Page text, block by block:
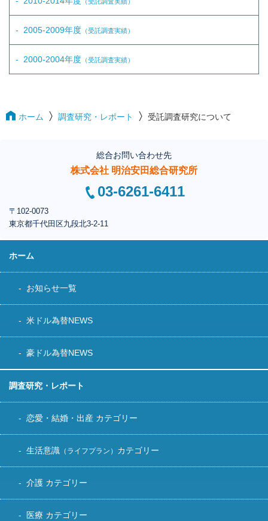
2005-2009年度 （受託調査実績）
2000-2004年度 （受託調査実績）
ホーム 調査研究・レポート 受託調査研究について
総合お問い合わせ先
株式会社 明治安田総合研究所
03-6261-6411
〒102-0073
東京都千代田区九段北3-2-11
ホーム
お知らせ一覧
米ドル為替NEWS
豪ドル為替NEWS
調査研究・レポート
恋愛・結婚・出産 カテゴリー
生活意識 （ライフプラン） カテゴリー
介護 カテゴリー
医療 カテゴリー